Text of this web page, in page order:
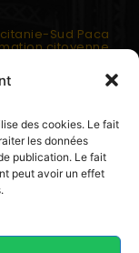
des cookies. Le fait
les données
publication. Le fait
peut avoir un effet
Sud Paca
citoyenne
évaluées à
à l'échelon
capitale.